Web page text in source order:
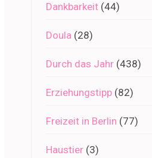
Dankbarkeit (44)
Doula (28)
Durch das Jahr (438)
Erziehungstipp (82)
Freizeit in Berlin (77)
Haustier (3)